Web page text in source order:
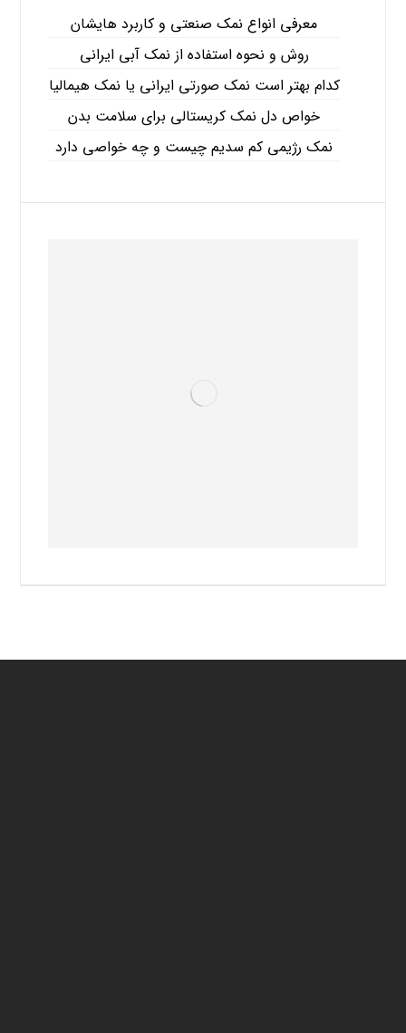
معرفی انواع نمک صنعتی و کاربرد هایشان
روش و نحوه استفاده از نمک آبی ایرانی
کدام بهتر است نمک صورتی ایرانی یا نمک هیمالیا
خواص دل نمک کریستالی برای سلامت بدن
نمک رژیمی کم سدیم چیست و چه خواصی دارد